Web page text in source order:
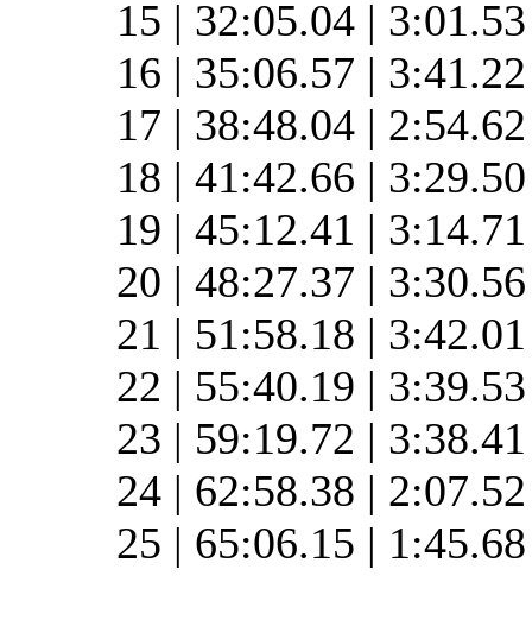
15 | 32:05.04 |
16 | 35:06.57 |
17 | 38:48.04 |
18 | 41:42.66 |
19 | 45:12.41 |
20 | 48:27.37 |
21 | 51:58.18 |
22 | 55:40.19 |
23 | 59:19.72 |
24 | 62:58.38 |
25 | 65:06.15 |